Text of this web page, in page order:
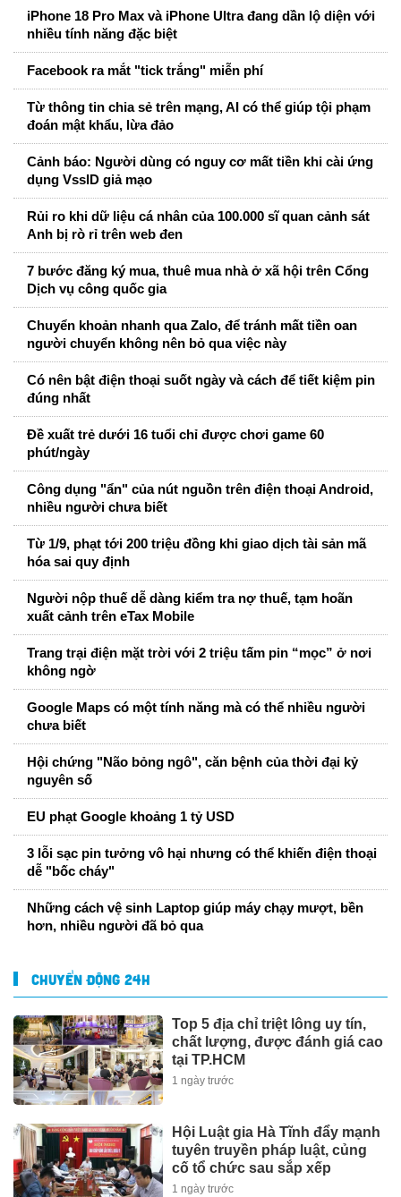
iPhone 18 Pro Max và iPhone Ultra đang dần lộ diện với
nhiều tính năng đặc biệt
Facebook ra mắt "tick trắng" miễn phí
Từ thông tin chia sẻ trên mạng, AI có thể giúp tội phạm
đoán mật khẩu, lừa đảo
Cảnh báo: Người dùng có nguy cơ mất tiền khi cài ứng
dụng VssID giả mạo
Rủi ro khi dữ liệu cá nhân của 100.000 sĩ quan cảnh sát
Anh bị rò rỉ trên web đen
7 bước đăng ký mua, thuê mua nhà ở xã hội trên Cổng
Dịch vụ công quốc gia
Chuyển khoản nhanh qua Zalo, để tránh mất tiền oan
người chuyển không nên bỏ qua việc này
Có nên bật điện thoại suốt ngày và cách để tiết kiệm pin
đúng nhất
Đề xuất trẻ dưới 16 tuổi chỉ được chơi game 60
phút/ngày
Công dụng "ẩn" của nút nguồn trên điện thoại Android,
nhiều người chưa biết
Từ 1/9, phạt tới 200 triệu đồng khi giao dịch tài sản mã
hóa sai quy định
Người nộp thuế dễ dàng kiểm tra nợ thuế, tạm hoãn
xuất cảnh trên eTax Mobile
Trang trại điện mặt trời với 2 triệu tấm pin “mọc” ở nơi
không ngờ
Google Maps có một tính năng mà có thể nhiều người
chưa biết
Hội chứng "Não bỏng ngô", căn bệnh của thời đại kỷ
nguyên số
EU phạt Google khoảng 1 tỷ USD
3 lỗi sạc pin tưởng vô hại nhưng có thể khiến điện thoại
dễ "bốc cháy"
Những cách vệ sinh Laptop giúp máy chạy mượt, bền
hơn, nhiều người đã bỏ qua
CHUYỂN ĐỘNG 24H
Top 5 địa chỉ triệt lông uy tín,
chất lượng, được đánh giá cao
tại TP.HCM
1 ngày trước
Hội Luật gia Hà Tĩnh đẩy mạnh
tuyên truyền pháp luật, củng
cố tổ chức sau sắp xếp
1 ngày trước